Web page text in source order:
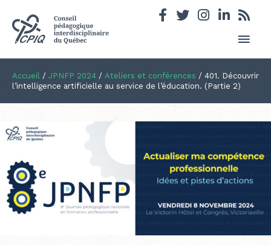
Accueil / JPNFP 2024 / Ateliers et conférences / 401. Découvrir
l’intelligence artificielle au service de l’éducation. (Partie 2)